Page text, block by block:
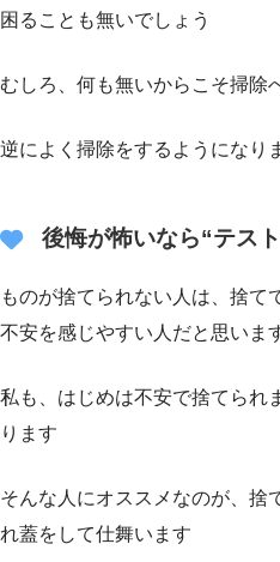
困ることも無いでしょう
むしろ、何も無いからこそ掃除
逆によく掃除をするようになり
後悔が怖いなら“テス
ものが捨てられない人は、捨て
不安を感じやすい人だと思いま
私も、はじめは不安で捨てられ
ります
そんな人にオススメなのが、捨
れ蓋をして仕舞います